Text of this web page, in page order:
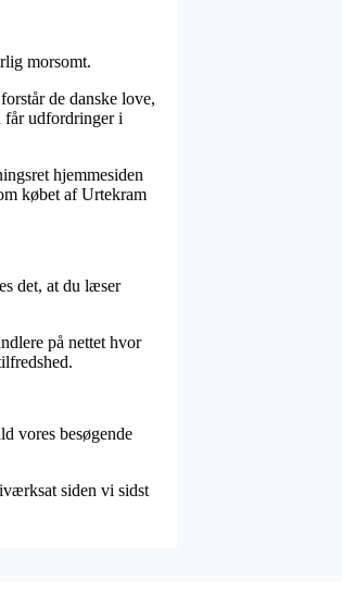
morsomt.
de danske love,
får udfordringer i
hjemmesiden
købet af Urtekram
det, at du læser
på nettet hvor
vores besøgende
siden vi sidst